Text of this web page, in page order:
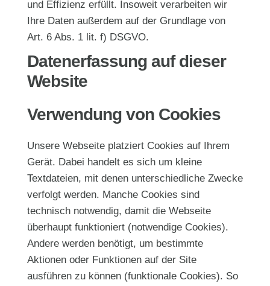
und Effizienz erfüllt. Insoweit verarbeiten wir
Ihre Daten außerdem auf der Grundlage von
Art. 6 Abs. 1 lit. f) DSGVO.
Datenerfassung auf dieser
Website
Verwendung von Cookies
Unsere Webseite platziert Cookies auf Ihrem
Gerät. Dabei handelt es sich um kleine
Textdateien, mit denen unterschiedliche Zwecke
verfolgt werden. Manche Cookies sind
technisch notwendig, damit die Webseite
überhaupt funktioniert (notwendige Cookies).
Andere werden benötigt, um bestimmte
Aktionen oder Funktionen auf der Site
ausführen zu können (funktionale Cookies). So